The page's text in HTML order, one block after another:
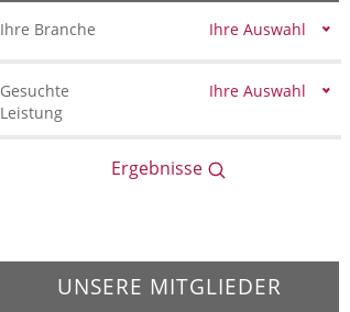
Ihre Branche Ihre Auswahl
Gesuchte
Leistung
Ihre Auswahl
Ergebnisse
UNSERE MITGLIEDER